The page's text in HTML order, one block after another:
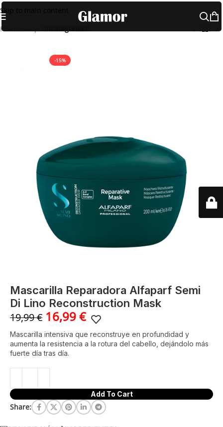
Skip to main content
Home
-15%
Mascarilla Reparadora Alfaparf Semi
Di Lino Reconstruction Mask
19,99€ 16,99€
Mascarilla intensiva que reconstruye en profundidad y
aumenta la resistencia a la rotura del cabello, dejándolo más
fuerte día tras día.
Add To Cart
Share: